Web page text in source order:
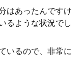
はあったんですけ
るような状況でし
いるので、非常に